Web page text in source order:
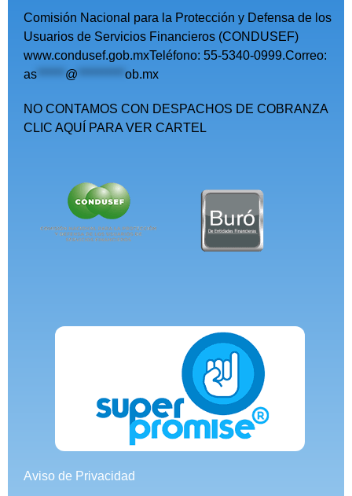
Comisión Nacional para la Protección y Defensa de los
Usuarios de Servicios Financieros (CONDUSEF)
www.condusef.gob.mxTeléfono: 55-5340-0999.Correo:
as ****** @ ********** ob.mx
NO CONTAMOS CON DESPACHOS DE COBRANZA
CLIC AQUÍ PARA VER CARTEL
Aviso de Privacidad